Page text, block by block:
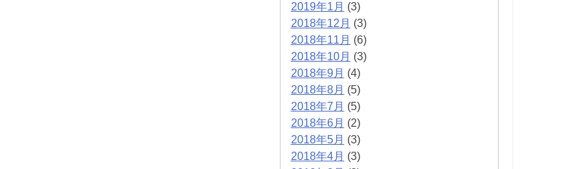
2019年1月 (3)
2018年12月 (3)
2018年11月 (6)
2018年10月 (3)
2018年9月 (4)
2018年8月 (5)
2018年7月 (5)
2018年6月 (2)
2018年5月 (3)
2018年4月 (3)